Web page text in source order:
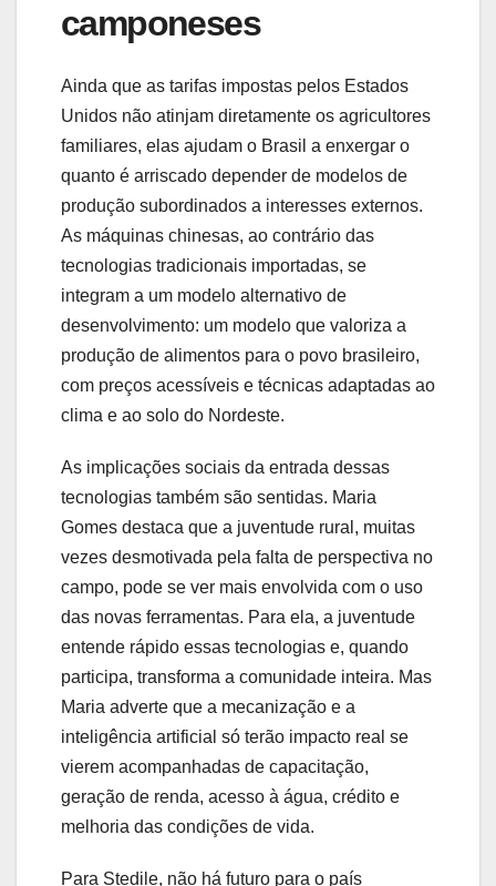
camponeses
Ainda que as tarifas impostas pelos Estados
Unidos não atinjam diretamente os agricultores
familiares, elas ajudam o Brasil a enxergar o
quanto é arriscado depender de modelos de
produção subordinados a interesses externos.
As máquinas chinesas, ao contrário das
tecnologias tradicionais importadas, se
integram a um modelo alternativo de
desenvolvimento: um modelo que valoriza a
produção de alimentos para o povo brasileiro,
com preços acessíveis e técnicas adaptadas ao
clima e ao solo do Nordeste.
As implicações sociais da entrada dessas
tecnologias também são sentidas. Maria
Gomes destaca que a juventude rural, muitas
vezes desmotivada pela falta de perspectiva no
campo, pode se ver mais envolvida com o uso
das novas ferramentas. Para ela, a juventude
entende rápido essas tecnologias e, quando
participa, transforma a comunidade inteira. Mas
Maria adverte que a mecanização e a
inteligência artificial só terão impacto real se
vierem acompanhadas de capacitação,
geração de renda, acesso à água, crédito e
melhoria das condições de vida.
Para Stedile, não há futuro para o país